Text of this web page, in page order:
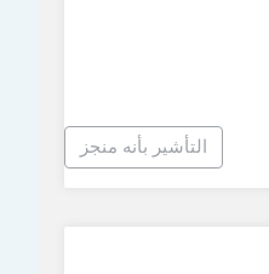
التأشير بأنه منجز